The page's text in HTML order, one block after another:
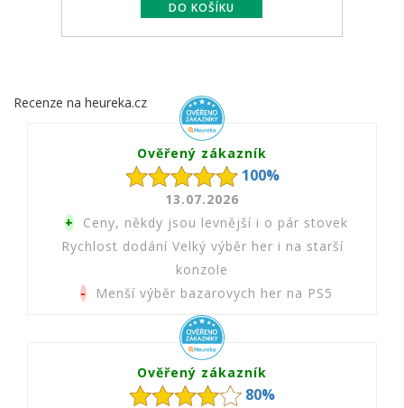
Recenze na heureka.cz
Ověřený zákazník
100%
13.07.2026
+ Ceny, někdy jsou levnější i o pár stovek
Rychlost dodání Velký výběr her i na starší
konzole
- Menší výběr bazarovych her na PS5
Ověřený zákazník
80%